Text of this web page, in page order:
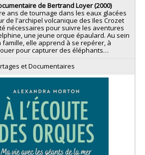
de Bertrand Loyer (2000)
ans de tournage dans les eaux glacées
de l'archipel volcanique des Iles Crozet
nécessaires pour suivre les aventures
une jeune orque épaulard. Au sein
famille, elle apprend à se repérer, à
pour capturer des éléphants…
et Documentaires